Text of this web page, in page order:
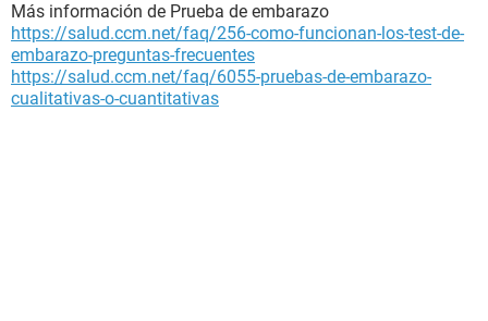
Más información de Prueba de embarazo
https://salud.ccm.net/faq/256-como-funcionan-los-test-de-
embarazo-preguntas-frecuentes
https://salud.ccm.net/faq/6055-pruebas-de-embarazo-
cualitativas-o-cuantitativas